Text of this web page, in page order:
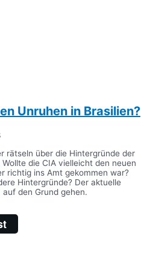
Unruhen in Brasilien?
rätseln über die Hintergründe der
die CIA vielleicht den neuen
richtig ins Amt gekommen war?
Hintergründe? Der aktuelle
den Grund gehen.